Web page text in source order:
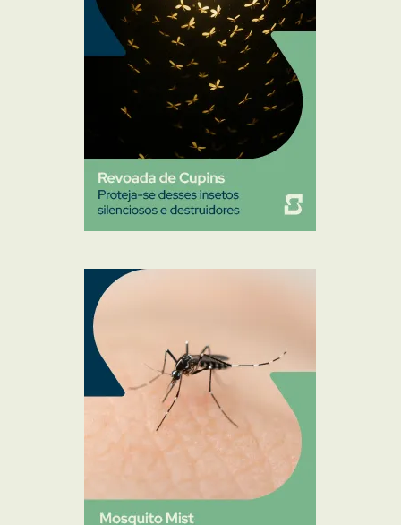
Pulgas e Carrapatos
Ratos
Sanitização
Traças